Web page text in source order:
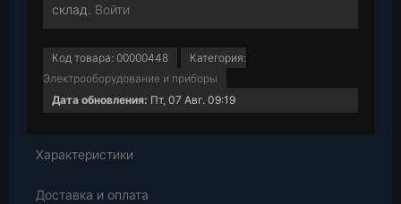
склад. Войти
Код товара: 00000448
Категория:
Электрооборудование и приборы
Дата обновления: Пт, 07 Авг. 09:19
Характеристики
Доставка и оплата